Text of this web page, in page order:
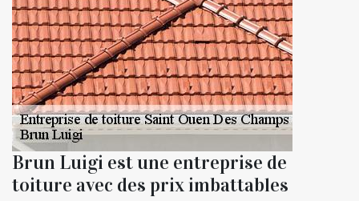
Brun Luigi est une entreprise de
toiture avec des prix imbattables